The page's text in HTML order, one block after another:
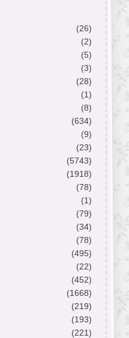
(26)
(2)
(5)
(3)
(28)
(1)
(8)
(634)
(9)
(23)
(5743)
(1918)
(78)
(1)
(79)
(34)
(78)
(495)
(22)
(452)
(1668)
(219)
(193)
(221)